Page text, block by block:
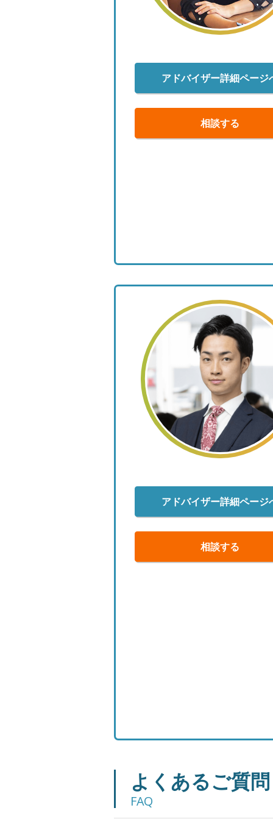
アドバイザー詳細ページ
相談する
アドバイザー詳細ページ
相談する
よくあるご質問
FAQ